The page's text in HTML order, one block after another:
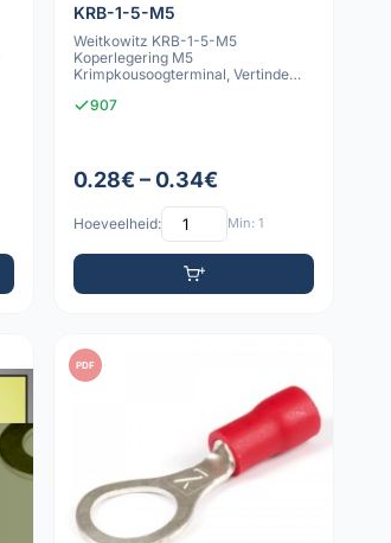
KRB-1-5-M5
Weitkowitz KRB-1-5-M5
Koperlegering M5
Krimpkousoogterminal, Vertinde
907
0.28€ – 0.34€
Hoeveelheid: Min: 1
PDF